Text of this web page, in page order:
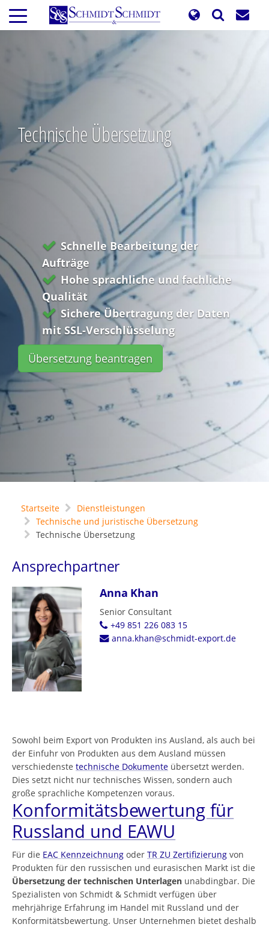
Direkt
zum
Inhalt
Technische Übersetzung
Schnelle Bearbeitung der
Aufträge
Hohe sprachliche und fachliche
Qualität
Sichere Übertragung der Daten
mit SSL-Verschlüsselung
Übersetzung beantragen
Startseite
Dienstleistungen
Technische und juristische Übersetzung
Technische Übersetzung
Ansprechpartner
Anna Khan
Senior Consultant
+49 851 226 083 15
anna.khan@schmidt-export.de
Sowohl beim Export von Produkten ins Ausland, als auch bei
der Einfuhr von Produkten aus dem Ausland müssen
verschiedenste technische Dokumente übersetzt werden.
Dies setzt nicht nur technisches Wissen, sondern auch
große sprachliche Kompetenzen voraus.
Konformitätsbewertung für
Russland und EAWU
Für die EAC Kennzeichnung oder TR ZU Zertifizierung von
Produkten für den russischen und eurasischen Markt ist die
Übersetzung der technischen Unterlagen unabdingbar. Die
Spezialisten von Schmidt & Schmidt verfügen über
mehrjährige Erfahrung im Handel mit Russland und der
Konformitätsbewertung. Unser Unternehmen bietet deshalb